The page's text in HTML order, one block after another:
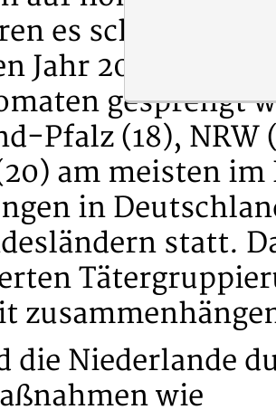
es schon
Jahr 2023 sind
gesprengt
Pfalz (18), NRW
am meisten
in
statt.
die Niederlande
wie